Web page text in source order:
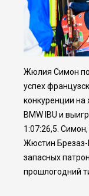
Жюлия Симон
успех
конкуренции
BMW IBU и
1:07:26,5.
Жюстин Брезаз-
запасных
прошлогодний